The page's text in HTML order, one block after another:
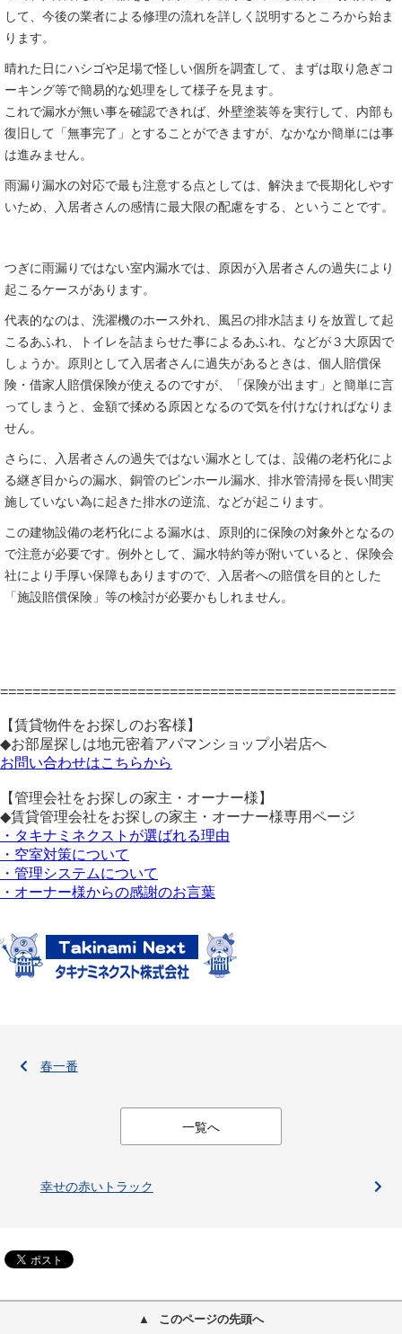
して、今後の業者による修理の流れを詳しく説明するところから始ま
ります。
晴れた日にハシゴや足場で怪しい個所を調査して、まずは取り急ぎコ
ーキング等で簡易的な処理をして様子を見ます。
これで漏水が無い事を確認できれば、外壁塗装等を実行して、内部も
復旧して「無事完了」とすることができますが、なかなか簡単には事
は進みません。
雨漏り漏水の対応で最も注意する点としては、解決まで長期化しやす
いため、入居者さんの感情に最大限の配慮をする、ということです。
つぎに雨漏りではない室内漏水では、原因が入居者さんの過失により
起こるケースがあります。
代表的なのは、洗濯機のホース外れ、風呂の排水詰まりを放置して起
こるあふれ、トイレを詰まらせた事によるあふれ、などが３大原因で
しょうか。原則として入居者さんに過失があるときは、個人賠償保
険・借家人賠償保険が使えるのですが、「保険が出ます」と簡単に言
ってしまうと、金額で揉める原因となるので気を付けなければなりま
せん。
さらに、入居者さんの過失ではない漏水としては、設備の老朽化によ
る継ぎ目からの漏水、銅管のピンホール漏水、排水管清掃を長い間実
施していない為に起きた排水の逆流、などが起こります。
この建物設備の老朽化による漏水は、原則的に保険の対象外となるの
で注意が必要です。例外として、漏水特約等が附いていると、保険会
社により手厚い保障もありますので、入居者への賠償を目的とした
「施設賠償保険」等の検討が必要かもしれません。
=================================================
【賃貸物件をお探しのお客様】
◆お部屋探しは地元密着アパマンショップ小岩店へ
お問い合わせはこちらから
【管理会社をお探しの家主・オーナー様】
◆賃貸管理会社をお探しの家主・オーナー様専用ページ
・タキナミネクストが選ばれる理由
・空室対策について
・管理システムについて
・オーナー様からの感謝のお言葉
春一番
一覧へ
幸せの赤いトラック
このページの先頭へ